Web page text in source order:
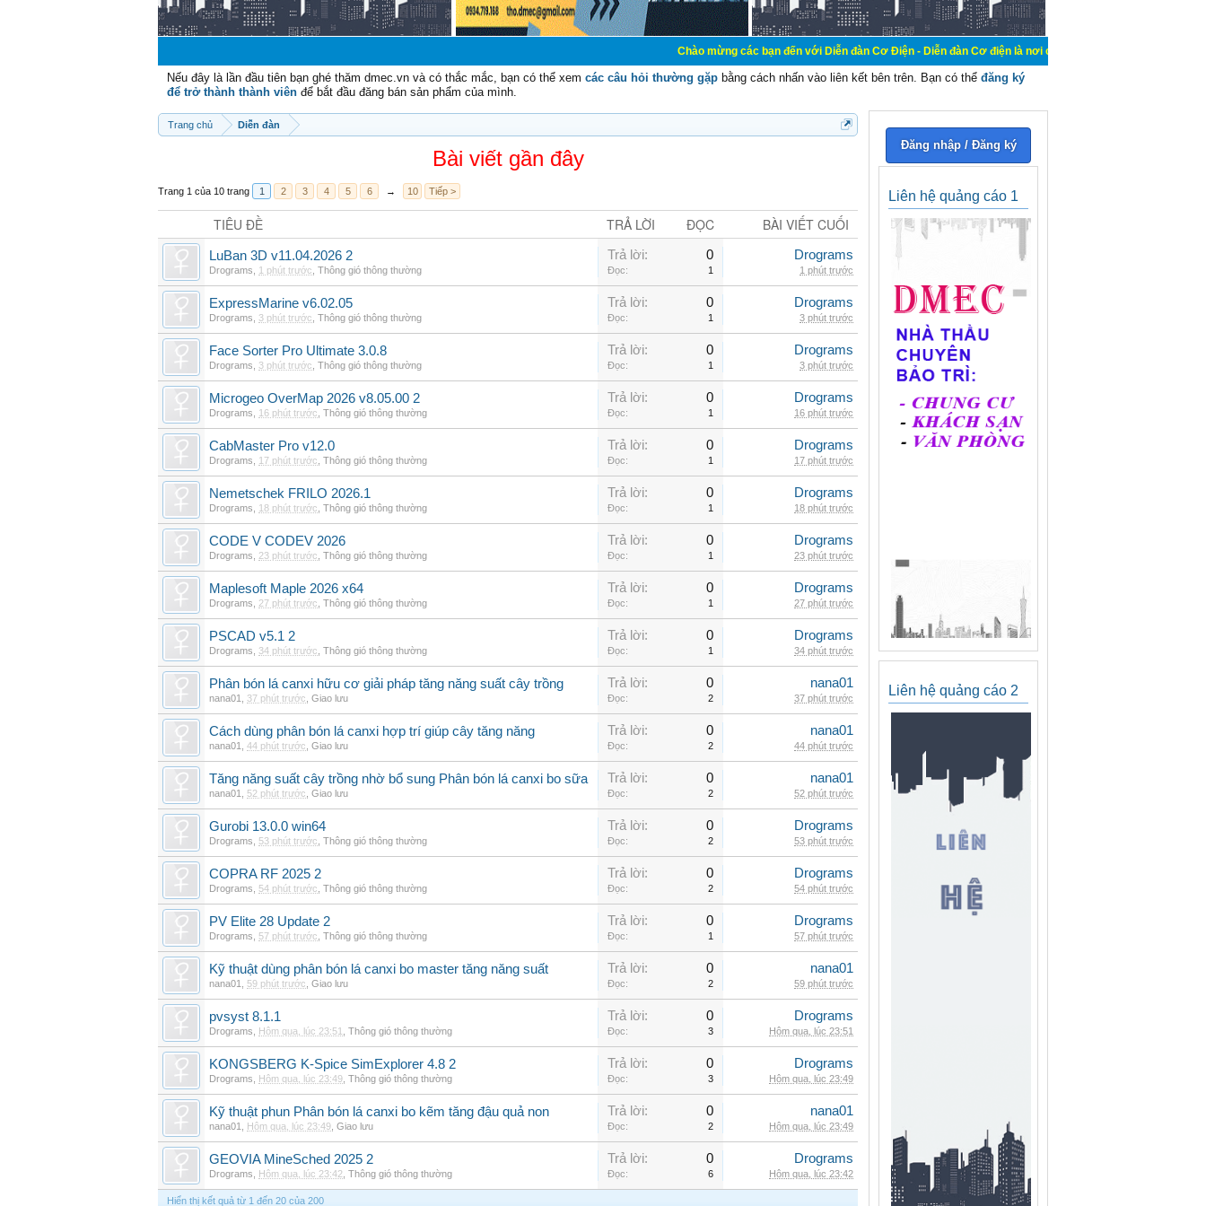
Chào mừng các bạn đến với Diễn đàn Cơ Điện - Diễn đàn Cơ điện là nơi chia sẽ kiến thức kinh nghiệm trong
Nếu đây là lần đầu tiên bạn ghé thăm dmec.vn và có thắc mắc, bạn có thể xem các câu hỏi thường gặp bằng cách nhấn vào liên kết bên trên. Bạn có thể đăng ký
để trở thành thành viên để bắt đầu đăng bán sản phẩm của mình.
Trang chủ Diễn đàn
Bài viết gần đây
Trang 1 của 10 trang 1 2 3 4 5 6 → 10 Tiếp >
TIÊU ĐỀ TRẢ LỜI ĐỌC BÀI VIẾT CUỐI
LuBan 3D v11.04.2026 2
Drograms 1 phút trước Thông gió thông thường
Trả lời: 0
Đọc: 1
Drograms
1 phút trước
ExpressMarine v6.02.05
Drograms 3 phút trước Thông gió thông thường
Trả lời: 0
Đọc: 1
Drograms
3 phút trước
Face Sorter Pro Ultimate 3.0.8
Drograms 3 phút trước Thông gió thông thường
Trả lời: 0
Đọc: 1
Drograms
3 phút trước
Microgeo OverMap 2026 v8.05.00 2
Drograms 16 phút trước Thông gió thông thường
Trả lời: 0
Đọc: 1
Drograms
16 phút trước
CabMaster Pro v12.0
Drograms 17 phút trước Thông gió thông thường
Trả lời: 0
Đọc: 1
Drograms
17 phút trước
Nemetschek FRILO 2026.1
Drograms 18 phút trước Thông gió thông thường
Trả lời: 0
Đọc: 1
Drograms
18 phút trước
CODE V CODEV 2026
Drograms 23 phút trước Thông gió thông thường
Trả lời: 0
Đọc: 1
Drograms
23 phút trước
Maplesoft Maple 2026 x64
Drograms 27 phút trước Thông gió thông thường
Trả lời: 0
Đọc: 1
Drograms
27 phút trước
PSCAD v5.1 2
Drograms 34 phút trước Thông gió thông thường
Trả lời: 0
Đọc: 1
Drograms
34 phút trước
Phân bón lá canxi hữu cơ giải pháp tăng năng suất cây trồng
nana01 37 phút trước Giao lưu
Trả lời: 0
Đọc: 2
nana01
37 phút trước
Cách dùng phân bón lá canxi hợp trí giúp cây tăng năng
nana01 44 phút trước Giao lưu
Trả lời: 0
Đọc: 2
nana01
44 phút trước
Tăng năng suất cây trồng nhờ bổ sung Phân bón lá canxi bo sữa
nana01 52 phút trước Giao lưu
Trả lời: 0
Đọc: 2
nana01
52 phút trước
Gurobi 13.0.0 win64
Drograms 53 phút trước Thông gió thông thường
Trả lời: 0
Đọc: 2
Drograms
53 phút trước
COPRA RF 2025 2
Drograms 54 phút trước Thông gió thông thường
Trả lời: 0
Đọc: 2
Drograms
54 phút trước
PV Elite 28 Update 2
Drograms 57 phút trước Thông gió thông thường
Trả lời: 0
Đọc: 1
Drograms
57 phút trước
Kỹ thuật dùng phân bón lá canxi bo master tăng năng suất
nana01 59 phút trước Giao lưu
Trả lời: 0
Đọc: 2
nana01
59 phút trước
pvsyst 8.1.1
Drograms Hôm qua, lúc 23:51 Thông gió thông thường
Trả lời: 0
Đọc: 3
Drograms
Hôm qua, lúc 23:51
KONGSBERG K-Spice SimExplorer 4.8 2
Drograms Hôm qua, lúc 23:49 Thông gió thông thường
Trả lời: 0
Đọc: 3
Drograms
Hôm qua, lúc 23:49
Kỹ thuật phun Phân bón lá canxi bo kẽm tăng đậu quả non
nana01 Hôm qua, lúc 23:49 Giao lưu
Trả lời: 0
Đọc: 2
nana01
Hôm qua, lúc 23:49
GEOVIA MineSched 2025 2
Drograms Hôm qua, lúc 23:42 Thông gió thông thường
Trả lời: 0
Đọc: 6
Drograms
Hôm qua, lúc 23:42
Hiển thị kết quả từ 1 đến 20 của 200
Đăng nhập / Đăng ký
Liên hệ quảng cáo 1
Liên hệ quảng cáo 2